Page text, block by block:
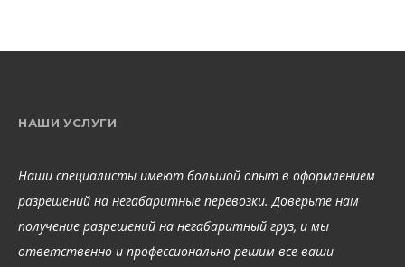
НАШИ УСЛУГИ
Наши специалисты имеют большой опыт в оформлением
разрешений на негабаритные перевозки. Доверьте нам
получение разрешений на негабаритный груз, и мы
ответственно и профессионально решим все ваши